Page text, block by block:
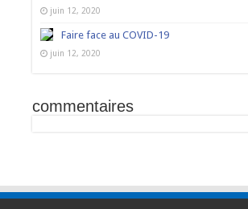
juin 12, 2020
Faire face au COVID-19
juin 12, 2020
commentaires